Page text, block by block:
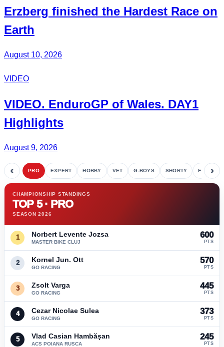
Erzberg finished the Hardest Race on
Earth
August 10, 2026
VIDEO
VIDEO. EnduroGP of Wales. DAY1
Highlights
August 9, 2026
‹ PRO EXPERT HOBBY VET G-BOYS SHORTY FETE›
CHAMPIONSHIP STANDINGS
TOP 5 · PRO
SEASON 2026
1 Norbert Levente Jozsa
MASTER BIKE CLUJ
600
PTS
2 Kornel Jun. Ott
GO RACING
570
PTS
3 Zsolt Varga
GO RACING
445
PTS
4 Cezar Nicolae Sulea
GO RACING
373
PTS
5 Vlad Casian Hambășan
ACS POIANA RUSCA
245
PTS